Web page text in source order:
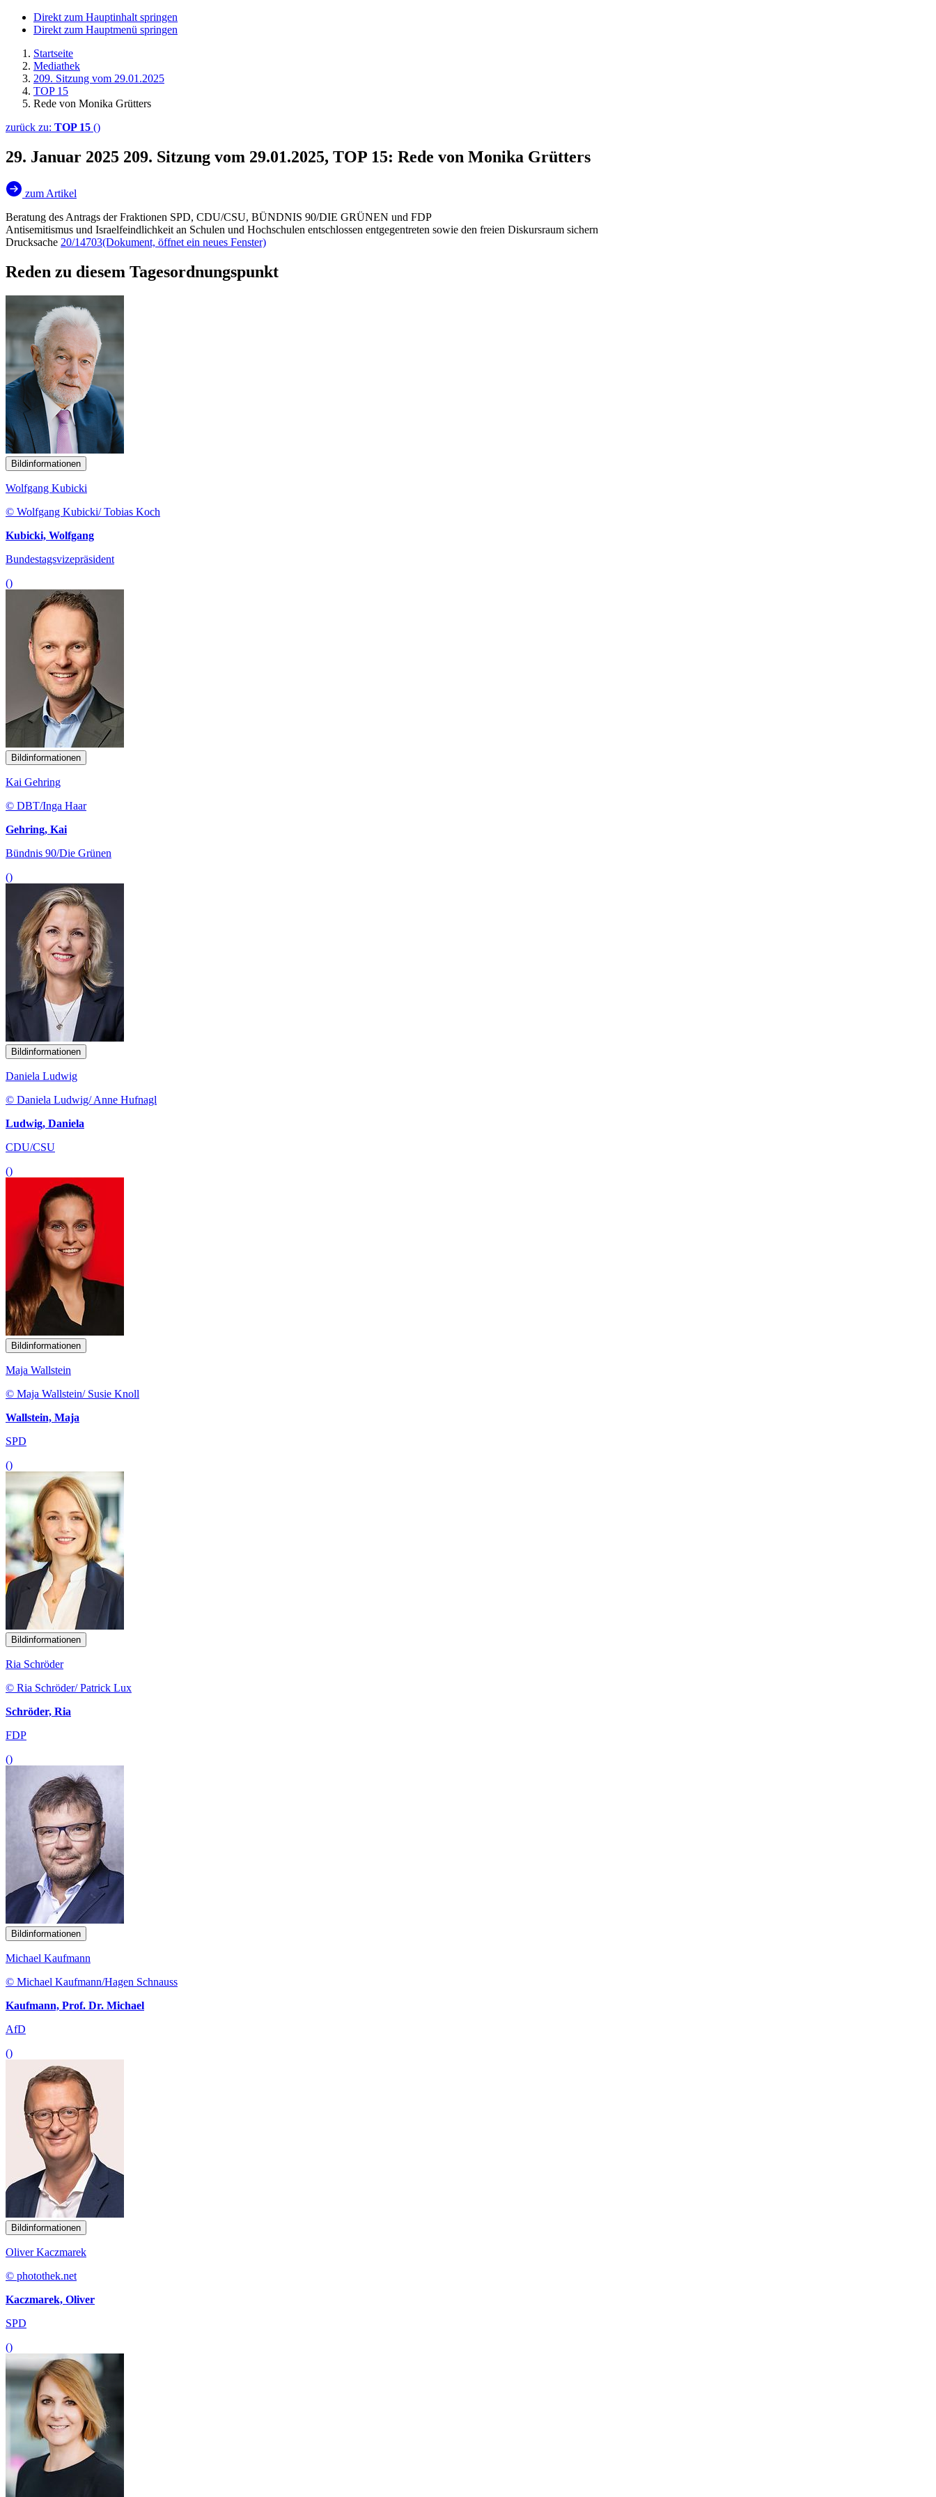
Direkt zum Hauptinhalt springen
Direkt zum Hauptmenü springen
Startseite
Mediathek
209. Sitzung vom 29.01.2025
TOP 15
Rede von Monika Grütters
zurück zu: TOP 15 ()
29. Januar 2025 209. Sitzung vom 29.01.2025, TOP 15: Rede von Monika Grütters
zum Artikel
Beratung des Antrags der Fraktionen SPD, CDU/CSU, BÜNDNIS 90/DIE GRÜNEN und FDP
Antisemitismus und Israelfeindlichkeit an Schulen und Hochschulen entschlossen entgegentreten sowie den freien Diskursraum sichern
Drucksache 20/14703(Dokument, öffnet ein neues Fenster)
Reden zu diesem Tagesordnungspunkt
Bildinformationen
Wolfgang Kubicki
© Wolfgang Kubicki/ Tobias Koch
Kubicki, Wolfgang
Bundestagsvizepräsident
()
Bildinformationen
Kai Gehring
© DBT/Inga Haar
Gehring, Kai
Bündnis 90/Die Grünen
()
Bildinformationen
Daniela Ludwig
© Daniela Ludwig/ Anne Hufnagl
Ludwig, Daniela
CDU/CSU
()
Bildinformationen
Maja Wallstein
© Maja Wallstein/ Susie Knoll
Wallstein, Maja
SPD
()
Bildinformationen
Ria Schröder
© Ria Schröder/ Patrick Lux
Schröder, Ria
FDP
()
Bildinformationen
Michael Kaufmann
© Michael Kaufmann/Hagen Schnauss
Kaufmann, Prof. Dr. Michael
AfD
()
Bildinformationen
Oliver Kaczmarek
© photothek.net
Kaczmarek, Oliver
SPD
()